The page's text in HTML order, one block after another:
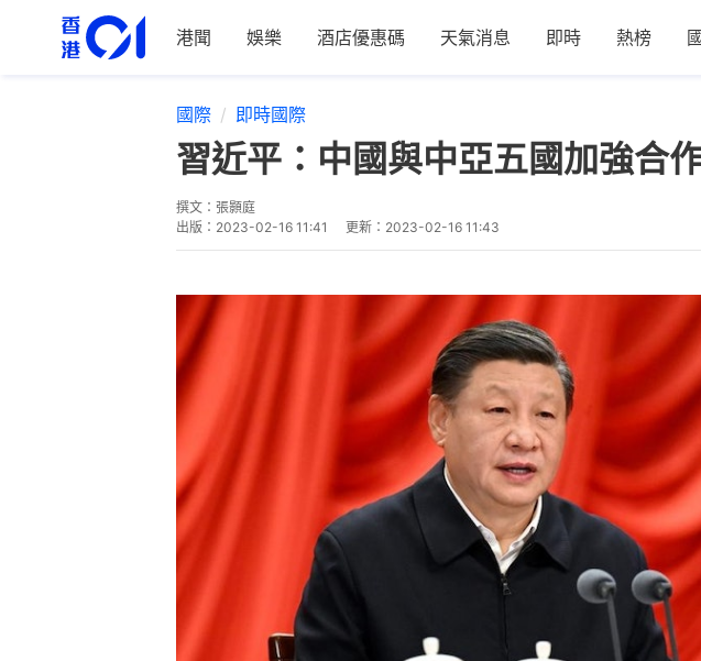
港聞 娛樂 酒店優惠碼 天氣消息 即時 熱榜
國際 即時國際
習近平：中國與中亞五國加強
撰文： 張顥庭
出版： 2023-02-16 11:41 更新： 2023-02-16 11:43